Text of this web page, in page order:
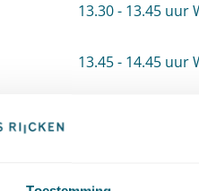
13.30 - 13.45 uur
13.45 - 14.45 uur